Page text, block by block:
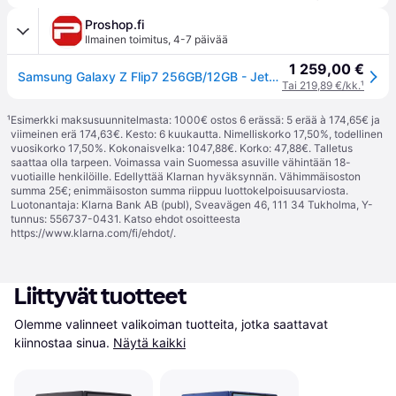
Proshop.fi
Ilmainen toimitus, 4-7 päivää
Samsung Galaxy Z Flip7 256GB/12GB - Jetblack 1 259,00 €
Tai 219,89 €/kk.¹
¹Esimerkki maksusuunnitelmasta: 1000€ ostos 6 erässä: 5 erää à 174,65€ ja
viimeinen erä 174,63€. Kesto: 6 kuukautta. Nimelliskorko 17,50%, todellinen
vuosikorko 17,50%. Kokonaisvelka: 1047,88€. Korko: 47,88€. Talletus
saattaa olla tarpeen. Voimassa vain Suomessa asuville vähintään 18-
vuotiaille henkilöille. Edellyttää Klarnan hyväksynnän. Vähimmäisoston
summa 25€; enimmäisoston summa riippuu luottokelpoisuusarviosta.
Luotonantaja: Klarna Bank AB (publ), Sveavägen 46, 111 34 Tukholma, Y-
tunnus: 556737-0431. Katso ehdot osoitteesta
https://www.klarna.com/fi/ehdot/.
Liittyvät tuotteet
Olemme valinneet valikoiman tuotteita, jotka saattavat
kiinnostaa sinua. Näytä kaikki